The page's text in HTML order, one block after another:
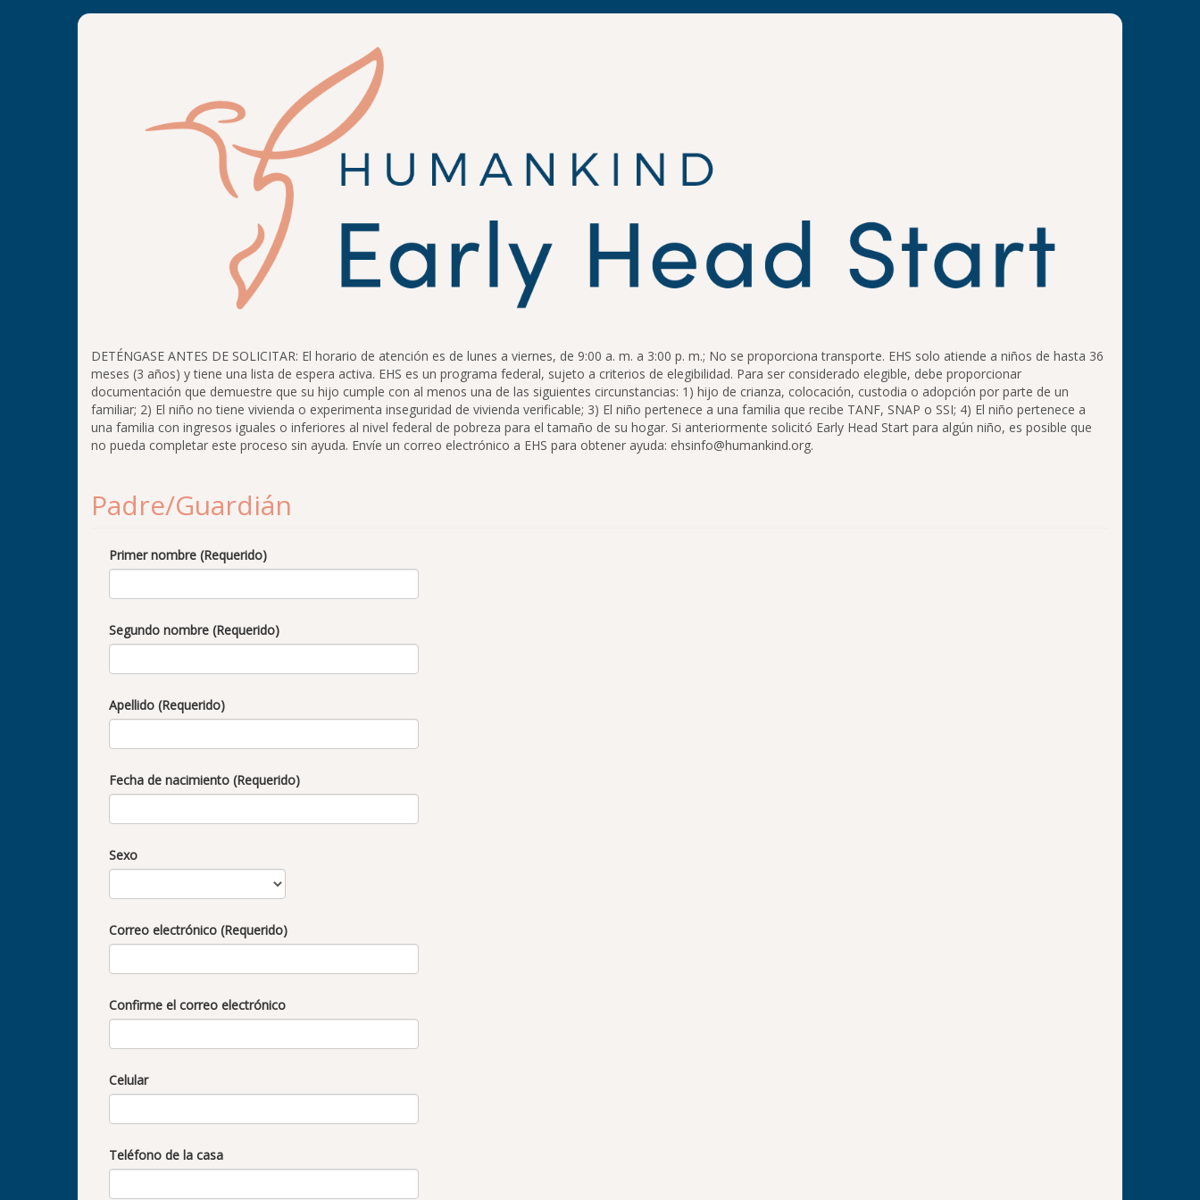
DETÉNGASE ANTES DE SOLICITAR: El horario de atención es de lunes a viernes, de 9:00 a. m. a 3:00 p. m.; No se proporciona transporte. EHS solo atiende a niños de hasta 36
meses (3 años) y tiene una lista de espera activa. EHS es un programa federal, sujeto a criterios de elegibilidad. Para ser considerado elegible, debe proporcionar
documentación que demuestre que su hijo cumple con al menos una de las siguientes circunstancias: 1) hijo de crianza, colocación, custodia o adopción por parte de un
familiar; 2) El niño no tiene vivienda o experimenta inseguridad de vivienda verificable; 3) El niño pertenece a una familia que recibe TANF, SNAP o SSI; 4) El niño pertenece a
una familia con ingresos iguales o inferiores al nivel federal de pobreza para el tamaño de su hogar. Si anteriormente solicitó Early Head Start para algún niño, es posible que
no pueda completar este proceso sin ayuda. Envíe un correo electrónico a EHS para obtener ayuda: ehsinfo@humankind.org.
Padre/Guardián
Primer nombre (Requerido)
Segundo nombre (Requerido)
Apellido (Requerido)
Fecha de nacimiento (Requerido)
Sexo
Correo electrónico (Requerido)
Confirme el correo electrónico
Celular
Teléfono de la casa